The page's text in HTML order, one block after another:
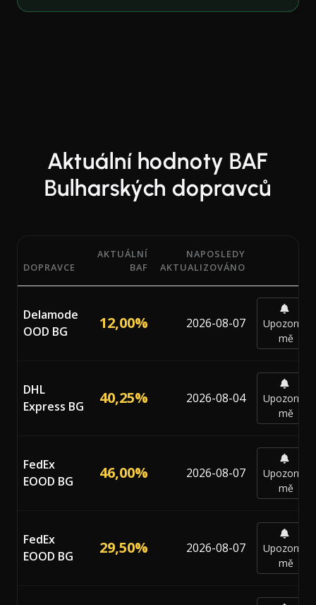
Aktuální hodnoty BAF
Bulharských dopravců
Aktuální procentuální hodnoty BAF (Bunker
DOPRAVCE
AKTUÁLNÍ
BAF
NAPOSLEDY
AKTUALIZOVÁNO
Delamode
OOD BG
12,00% 2026-08-07
Upozornit
mě
DHL
Express BG
40,25% 2026-08-04
Upozornit
mě
FedEx
EOOD BG
46,00% 2026-08-07
Upozornit
mě
FedEx
EOOD BG
29,50% 2026-08-07
Upozornit
mě